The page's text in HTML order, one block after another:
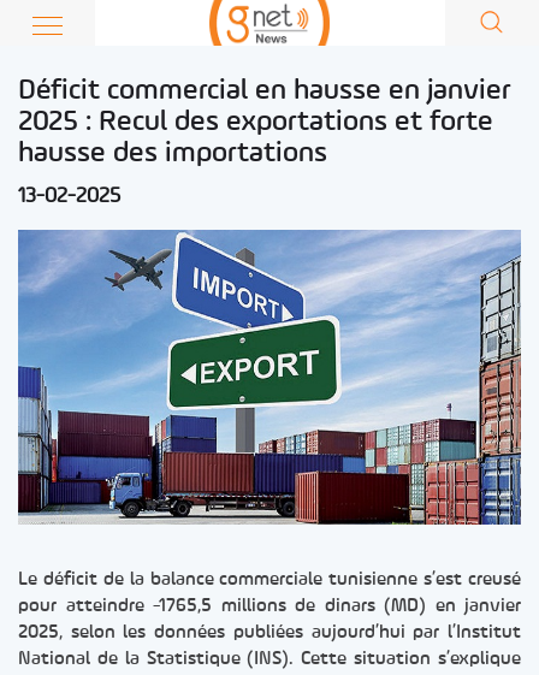
Déficit commercial en hausse en janvier
2025 : Recul des exportations et forte
hausse des importations
13-02-2025
Le déficit de la balance commerciale tunisienne s’est creusé
pour atteindre -1765,5 millions de dinars (MD) en janvier
2025, selon les données publiées aujourd’hui par l’Institut
National de la Statistique (INS). Cette situation s’explique